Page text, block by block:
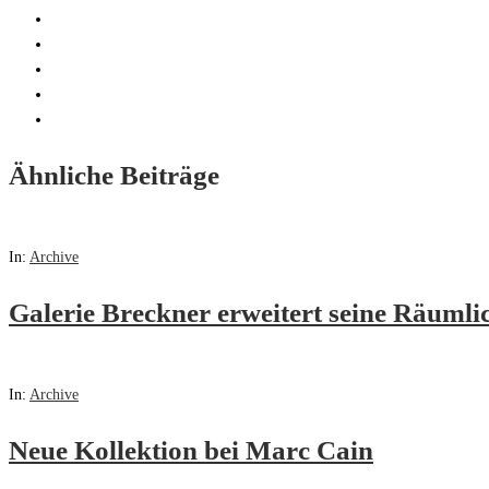
Ähnliche Beiträge
In: Archive
Galerie Breckner erweitert seine
In: Archive
Neue Kollektion bei Marc Cain